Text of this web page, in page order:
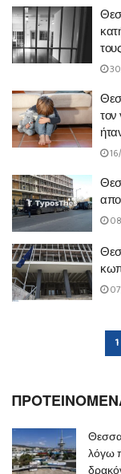
τον
1
λόγω